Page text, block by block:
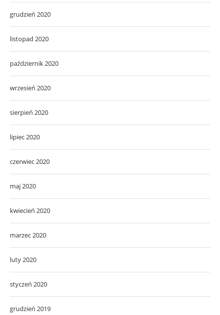
grudzień 2020
listopad 2020
październik 2020
wrzesień 2020
sierpień 2020
lipiec 2020
czerwiec 2020
maj 2020
kwiecień 2020
marzec 2020
luty 2020
styczeń 2020
grudzień 2019